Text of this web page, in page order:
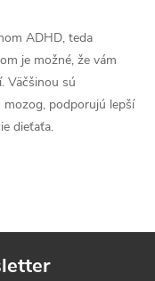
ADHD, teda
je možné, že vám
Väčšinou sú
podporujú lepší
dieťaťa.